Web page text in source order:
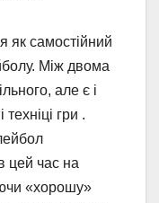
як самостійний
Між двома
але є і
техніці гри .
цей час на
«хорошу»